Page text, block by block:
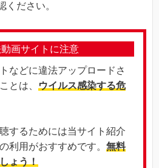
ください。
画サイトに注意
などに違法アップロードさ
とは、
ウイルス感染する危
するためには当サイト紹介
利用がおすすめです。 無料
ょう！